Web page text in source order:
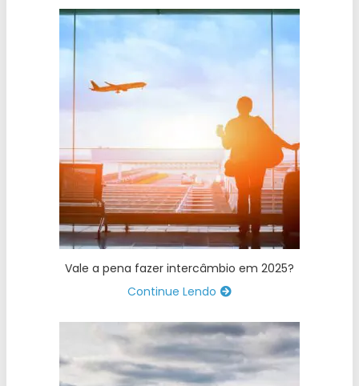
Vale a pena fazer intercâmbio em 2025?
Continue Lendo